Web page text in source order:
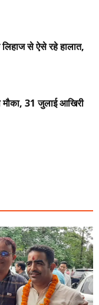
से ऐसे रहे हालात,
मौका, 31 जुलाई आखिरी